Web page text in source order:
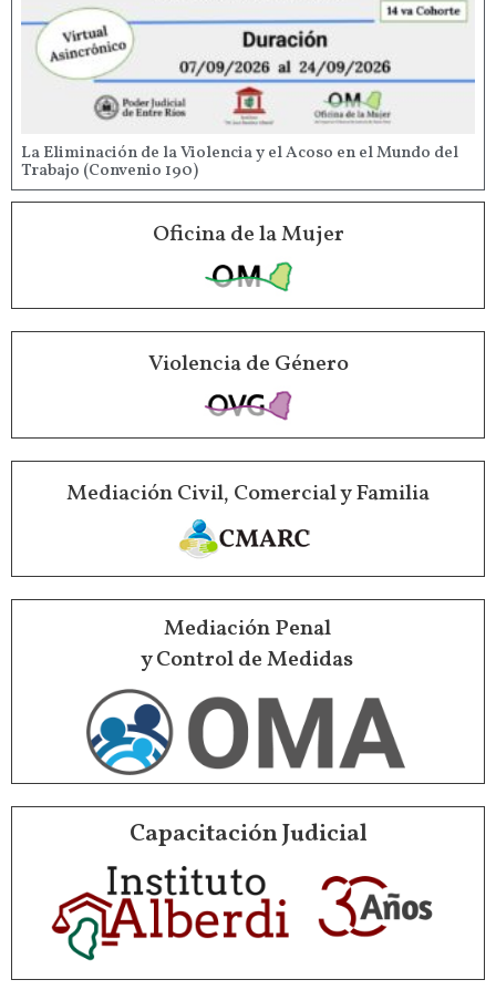
La Eliminación de la Violencia y el Acoso en el Mundo del
Trabajo (Convenio 190)
Oficina de la Mujer
Violencia de Género
Mediación Civil, Comercial y Familia
Mediación Penal
y Control de Medidas
Capacitación Judicial